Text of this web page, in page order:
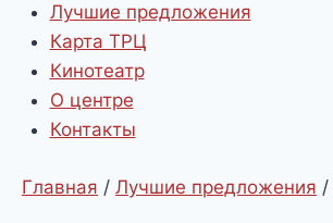
Лучшие предложения
Карта ТРЦ
Кинотеатр
О центре
Контакты
Главная / Лучшие предложения /